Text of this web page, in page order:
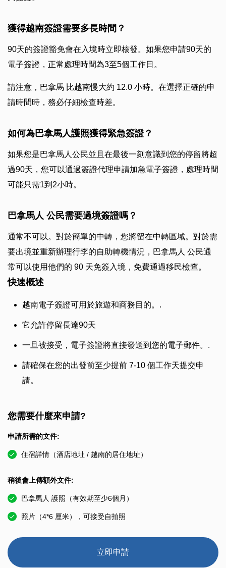
獲得越南簽證需要多長時間？
90天的簽證豁免會在入境時立即核發。如果您申請90天的
電子簽證，正常處理時間為3至5個工作日。
請注意，巴拿馬 比越南慢大約 12.0 小時。在選擇正確的申
請時間時，務必仔細檢查時差。
如何為巴拿馬人護照獲得緊急簽證？
如果您是巴拿馬人公民並且在最後一刻意識到您的停留將超
過90天，您可以通過簽證代理申請加急電子簽證，處理時間
可能只需1到2小時。
巴拿馬人 公民需要過境簽證嗎？
通常不可以。對於簡單的中轉，您將留在中轉區域。對於需
要出境並重新辦理行李的自助轉機情況，巴拿馬人 公民通
常可以使用他們的 90 天免簽入境，免費通過移民檢查。
快速概述
越南電子簽證可用於旅遊和商務目的。.
它允許停留長達90天
一旦被接受，電子簽證將直接發送到您的電子郵件。.
請確保在您的出發前至少提前 7-10 個工作天提交申
請。
您需要什麼來申請?
申請所需的文件:
住宿詳情（酒店地址 / 越南的居住地址）
稍後會上傳額外文件:
巴拿馬人 護照（有效期至少6個月）
照片（4*6 厘米），可接受自拍照
立即申請